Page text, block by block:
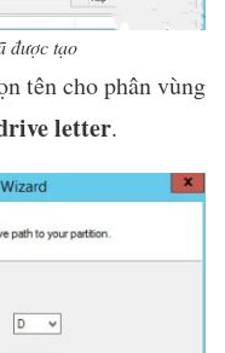
được tạo
tên cho phân vùng
letter.